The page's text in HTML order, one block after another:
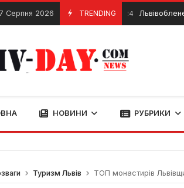
Серпня 2026 TRENDING
29 Січня, 2024 Львівобленерго
НОВИНИ РУБРИКИ
Туризм Львів ТОП монастирів